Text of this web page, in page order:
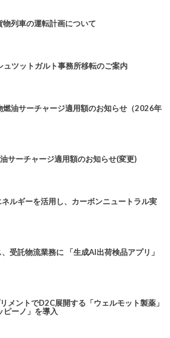
列車の運転計画について
ュツットガルト事務所移転のご案内
燃油サーチャージ適用額のお知らせ（2026年
ーチャージ適用額のお知らせ(変更)
ルギーを活用し、カーボンニュートラル実
受託物流業務に 「生成AI出荷検品アプリ」
メントでD2C展開する「ウェルモット製薬」
ピーノ」を導入